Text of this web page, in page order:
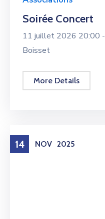
Soirée Concert
11 juillet 2026 20:00 -
Boisset
More Details
14 NOV 2025